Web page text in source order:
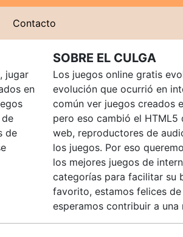
Contacto
jugar
en
de
SOBRE EL CULGA
Los juegos online gratis
evolución que ocurrió en
común ver juegos creados
pero eso cambió el HTML5
web, reproductores de
los juegos. Por eso
los mejores juegos de
categorías para facilitar su
favorito, estamos felices
esperamos contribuir a una